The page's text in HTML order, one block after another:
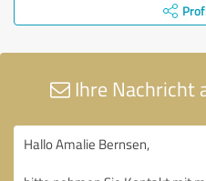
Ihre Nachricht